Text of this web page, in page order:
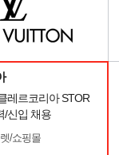
레르코리아 STOR
/신입 채용
/쇼핑몰